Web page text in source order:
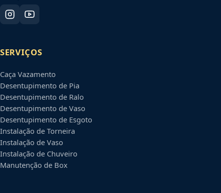
SERVIÇOS
Caça Vazamento
Desentupimento de Pia
Desentupimento de Ralo
Desentupimento de Vaso
Desentupimento de Esgoto
Instalação de Torneira
Instalação de Vaso
Instalação de Chuveiro
Manutenção de Box